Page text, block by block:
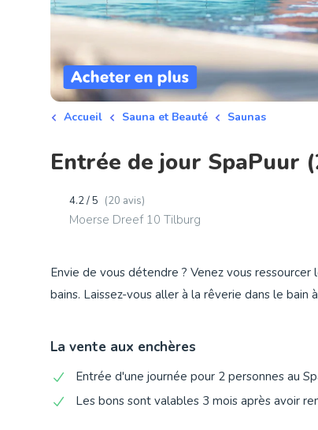
Accueil Sauna et Beauté Saunas
Entrée de jour SpaPuur
4.2 / 5 (20 avis)
Moerse Dreef 10 Tilburg
Envie de vous détendre ? Venez vous
bains. Laissez-vous aller à la rêverie dans le bain
La vente aux enchères
Entrée d'une journée pour 2 personnes au
Les bons sont valables 3 mois après avoir